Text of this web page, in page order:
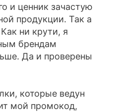
и ценник зачастую
продукции. Так а
ни крути, я
брендам
Да и проверены
которые ведун
мой промокод,